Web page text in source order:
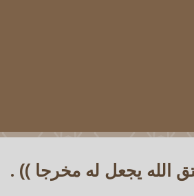
الله يجعل له مخرجا )) .